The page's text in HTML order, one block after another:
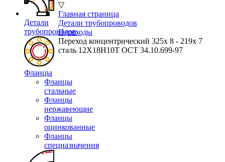
Детали
трубопроводов
Фланцы
Фланцы
стальные
Фланцы
нержавеющие
Фланцы
оцинкованные
Фланцы
спецназначения
▽
Главная страница
Детали трубопроводов
Переходы
Переход концентрический 325х 8 - 219х 7
сталь 12Х18Н10Т ОСТ 34.10.699-97